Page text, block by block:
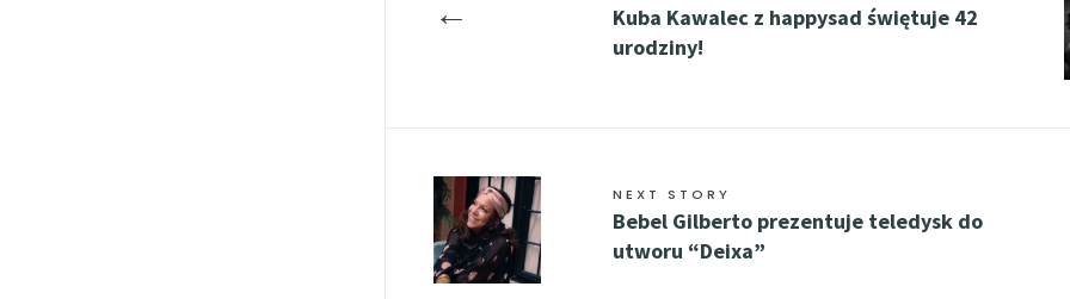
←
Kuba Kawalec z happysad świętuje 42
urodziny!
NEXT STORY
Bebel Gilberto prezentuje teledysk do
utworu “Deixa”